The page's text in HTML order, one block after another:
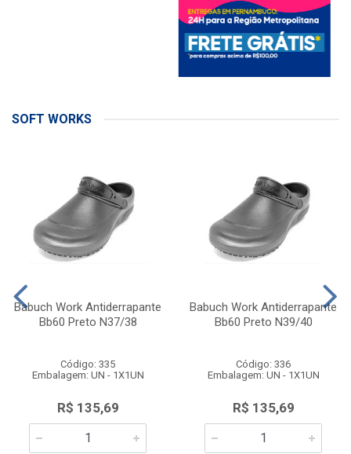
SOFT WORKS
Babuch Work Antiderrapante
Bb60 Preto N37/38
Código: 335
Embalagem: UN - 1X1UN
R$ 135,69
Babuch Work Antiderrapante
Bb60 Preto N39/40
Código: 336
Embalagem: UN - 1X1UN
R$ 135,69